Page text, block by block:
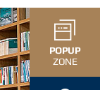
POPUP
ZONE